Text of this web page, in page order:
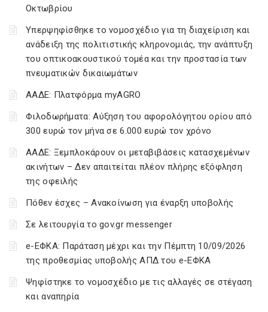
Οκτωβρίου
Υπερψηφίσθηκε το νομοσχέδιο για τη διαχείριση και
ανάδειξη της πολιτιστικής κληρονομιάς, την ανάπτυξη
του οπτικοακουστικού τομέα και την προστασία των
πνευματικών δικαιωμάτων
ΑΑΔΕ: Πλατφόρμα myAGRO
Φιλοδωρήματα: Αύξηση του αφορολόγητου ορίου από
300 ευρώ τον μήνα σε 6.000 ευρώ τον χρόνο
ΑΑΔΕ: Ξεμπλοκάρουν οι μεταβιβάσεις κατασχεμένων
ακινήτων – Δεν απαιτείται πλέον πλήρης εξόφληση
της οφειλής
Πόθεν έσχες – Ανακοίνωση για έναρξη υποβολής
Σε λειτουργία το gov.gr messenger
e-ΕΦΚΑ: Παράταση μέχρι και την Πέμπτη 10/09/2026
της προθεσμίας υποβολής ΑΠΔ του e-ΕΦΚΑ
Ψηφίστηκε το νομοσχέδιο με τις αλλαγές σε στέγαση
και αναπηρία